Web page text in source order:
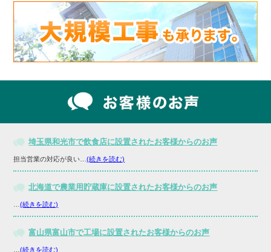
埼玉県和光市で飲食店に設置されたお客様からのお声
担当営業の対応が良い…(続きを読む)
北海道で農業用貯蔵庫に設置されたお客様からのお声
…(続きを読む)
富山県富山市で工場に設置されたお客様からのお声
…(続きを読む)